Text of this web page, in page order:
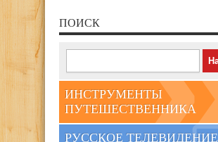
ПОИСК
ИНСТРУМЕНТЫ
ПУТЕШЕСТВЕННИКА
РУССКОЕ ТЕЛЕВИДЕНИЕ